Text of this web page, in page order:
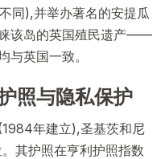
同),并举办著名的安提瓜
该岛的英国殖民遗产——
与英国一致。
照与隐私保护
年建立),圣基茨和尼
其护照在亨利护照指数